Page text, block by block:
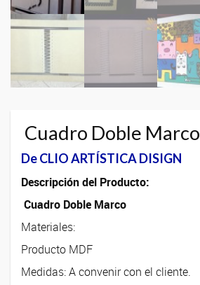
Cuadro Doble Marco
De CLIO ARTÍSTICA DISIGN
Descripción del Producto:
Cuadro Doble Marco
Materiales:
Producto MDF
Medidas: A convenir con el cliente.